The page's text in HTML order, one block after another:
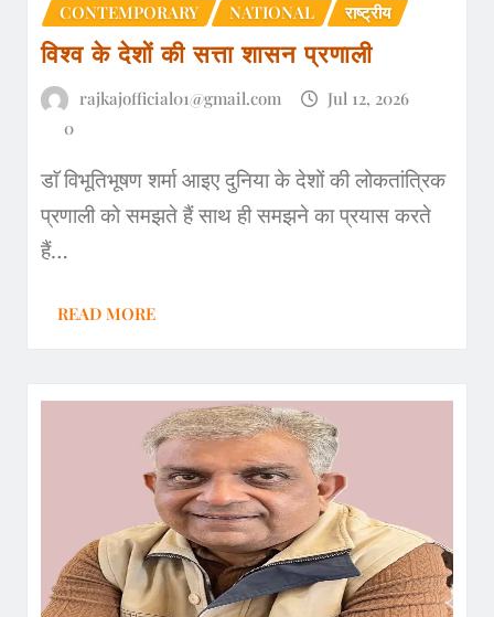
CONTEMPORARY NATIONAL राष्ट्रीय
विश्व के देशों की सत्ता शासन प्रणाली
rajkajofficial01@gmail.com
Jul 12, 2026
0
डाॅ विभूतिभूषण शर्मा आइए दुनिया के देशों की लोकतांत्रिक
प्रणाली को समझते हैं साथ ही समझने का प्रयास करते
हैं…
READ MORE